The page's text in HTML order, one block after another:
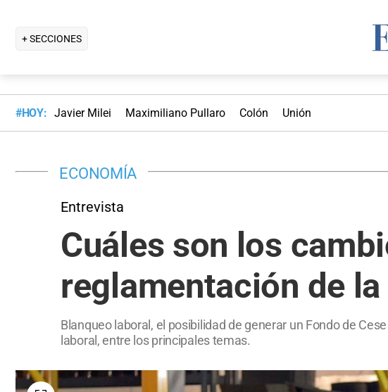
+ SECCIONES
#HOY: Javier Milei Maximiliano Pullaro Colón Unión
ECONOMÍA
Entrevista
Cuáles son los
reglamentación de la
Blanqueo laboral, el posibilidad de generar un Fondo de
laboral, entre los principales temas.